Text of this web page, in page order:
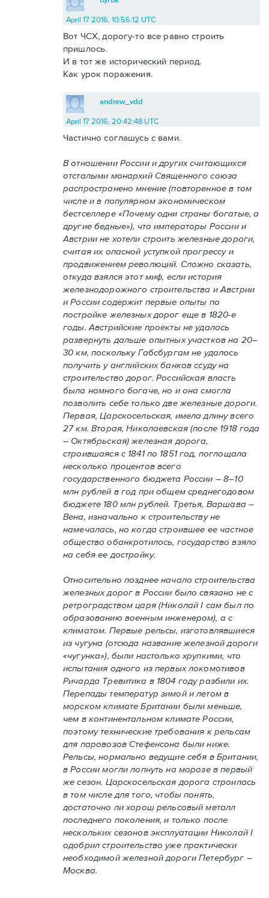
April 17 2016, 10:56:12 UTC
Вот ЧСХ, дорогу-то все равно строить
пришлось.
И в тот же исторический период.
Как урок поражения.
andrew_vdd
April 17 2016, 20:42:48 UTC
Частично соглашусь с вами.
В отношении России и других считающихся
отсталыми монархий Священного союза
распространено мнение (повторенное в том
числе и в популярном экономическом
бестселлере «Почему одни страны богатые, а
другие бедные»), что императоры России и
Австрии не хотели строить железные дороги,
считая их опасной уступкой прогрессу и
продвижением революций. Сложно сказать,
откуда взялся этот миф, если история
железнодорожного строительства и Австрии
и России содержит первые опыты по
постройке железных дорог еще в 1820-е
годы. Австрийские проекты не удалось
развернуть дальше опытных участков на 20–
30 км, поскольку Габсбургам не удалось
получить у английских банков ссуду на
строительство дорог. Российская власть
была намного богаче, но и она смогла
позволить себе только две железные дороги.
Первая, Царскосельская, имела длину всего
27 км. Вторая, Николаевская (после 1918 года
– Октябрьская) железная дорога,
строившаяся с 1841 по 1851 год, поглощала
несколько процентов всего
государственного бюджета России – 8–10
млн рублей в год при общем среднегодовом
бюджете 180 млн рублей. Третья, Варшава –
Вена, изначально к строительству не
намечалась, но когда строившее ее частное
общество обанкротилось, государство взяло
на себя ее достройку.
Относительно позднее начало строительства
железных дорог в России было связано не с
ретроградством царя (Николай I сам был по
образованию военным инженером), а с
климатом. Первые рельсы, изготовлявшиеся
из чугуна (отсюда название железной дороги
«чугунка»), были настолько хрупкими, что
испытания одного из первых локомотивов
Ричарда Тревитика в 1804 году разбили их.
Перепады температур зимой и летом в
морском климате Британии были меньше,
чем в континентальном климате России,
поэтому технические требования к рельсам
для паровозов Стефенсона были ниже.
Рельсы, нормально ведущие себя в Британии,
в России могли лопнуть на морозе в первый
же сезон. Царскосельская дорога строилась
в том числе для того, чтобы понять,
достаточно ли хорош рельсовый металл
последнего поколения, и только после
нескольких сезонов эксплуатации Николай I
одобрил строительство уже практически
необходимой железной дороги Петербург –
Москва.